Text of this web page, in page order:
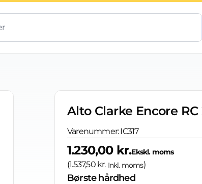
Alto Clarke Encore
Varenummer:IC317
1.230,00 kr.Ekskl. moms
(1.537,50 kr. Inkl. moms)
Børste hårdhed